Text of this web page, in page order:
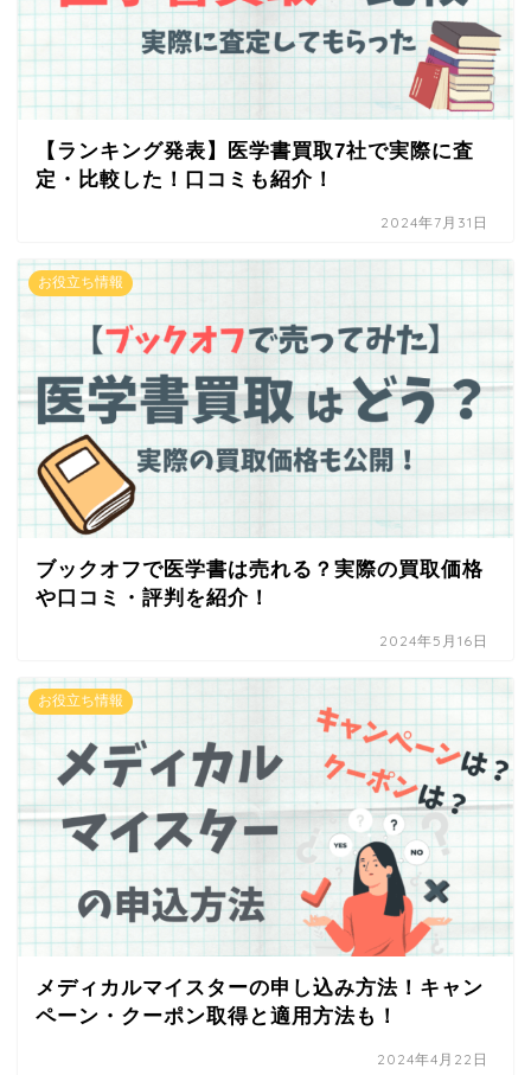
【ランキング発表】医学書買取7社で実際に査
定・比較した！口コミも紹介！
2024年7月31日
お役立ち情報
ブックオフで医学書は売れる？実際の買取価格
や口コミ・評判を紹介！
2024年5月16日
お役立ち情報
メディカルマイスターの申し込み方法！キャン
ペーン・クーポン取得と適用方法も！
2024年4月22日